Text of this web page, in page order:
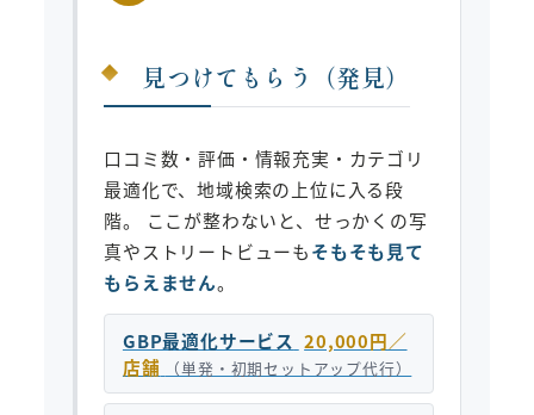
見つけてもらう（発見）
口コミ数・評価・情報充実・カテゴリ
最適化で、地域検索の上位に入る段
階。 ここが整わないと、せっかくの写
真やストリートビューもそもそも見て
もらえません。
GBP最適化サービス 20,000円／
店舗
（単発・初期セットアップ代行）